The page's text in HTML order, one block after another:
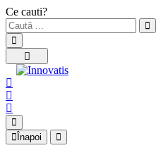
Ce cauti?
Înapoi